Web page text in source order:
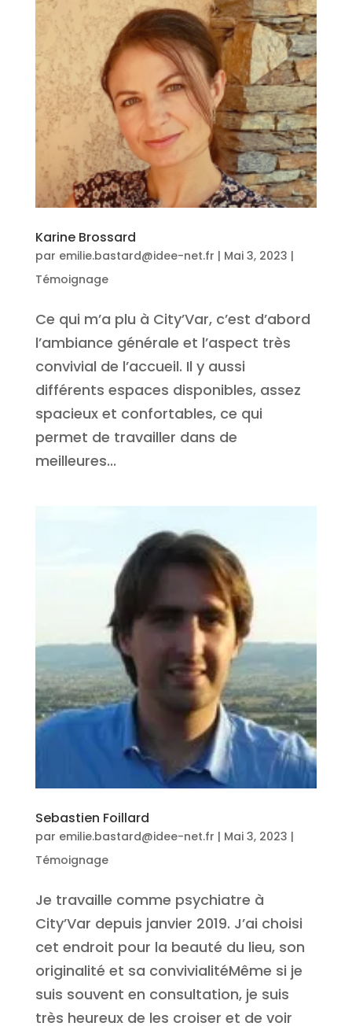
Karine Brossard
par emilie.bastard@idee-net.fr | Mai 3, 2023 |
Témoignage
Ce qui m’a plu à City’Var, c’est d’abord
l’ambiance générale et l’aspect très
convivial de l’accueil. Il y aussi
différents espaces disponibles, assez
spacieux et confortables, ce qui
permet de travailler dans de
meilleures...
Sebastien Foillard
par emilie.bastard@idee-net.fr | Mai 3, 2023 |
Témoignage
Je travaille comme psychiatre à
City’Var depuis janvier 2019. J’ai choisi
cet endroit pour la beauté du lieu, son
originalité et sa convivialitéMême si je
suis souvent en consultation, je suis
très heureux de les croiser et de voir